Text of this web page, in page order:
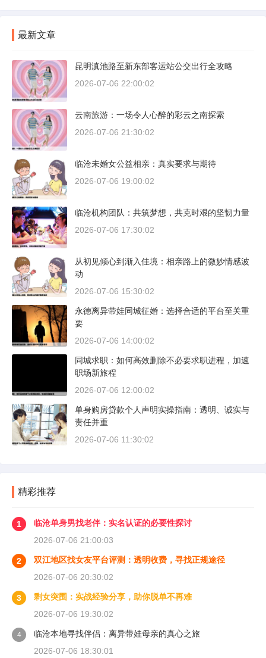
最新文章
昆明滇池路至新东部客运站公交出行全攻略
2026-07-06 22:00:02
云南旅游：一场令人心醉的彩云之南探索
2026-07-06 21:30:02
临沧未婚女公益相亲：真实要求与期待
2026-07-06 19:00:02
临沧机构团队：共筑梦想，共克时艰的坚韧力量
2026-07-06 17:30:02
从初见倾心到渐入佳境：相亲路上的微妙情感波
动
2026-07-06 15:30:02
永德离异带娃同城征婚：选择合适的平台至关重
要
2026-07-06 14:00:02
同城求职：如何高效删除不必要求职进程，加速
职场新旅程
2026-07-06 12:00:02
单身购房贷款个人声明实操指南：透明、诚实与
责任并重
2026-07-06 11:30:02
精彩推荐
1
临沧单身男找老伴：实名认证的必要性探讨
2026-07-06 21:00:03
2
双江地区找女友平台评测：透明收费，寻找正规途径
2026-07-06 20:30:02
3
剩女突围：实战经验分享，助你脱单不再难
2026-07-06 19:30:02
4
临沧本地寻找伴侣：离异带娃母亲的真心之旅
2026-07-06 18:30:01